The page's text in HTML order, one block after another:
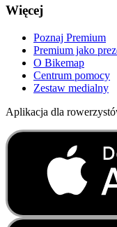
Więcej
Poznaj Premium
Premium jako
O Bikemap
Centrum pomocy
Zestaw medialny
Aplikacja dla